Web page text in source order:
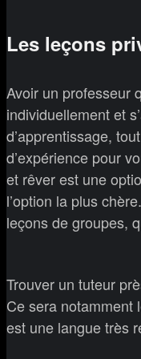
Les leçons
Avoir un professeur
individuellement et
d’apprentissage,
d’expérience pour
et rêver est une
l’option la plus
leçons de groupes,
Trouver un tuteur
Ce sera notamment
est une langue très